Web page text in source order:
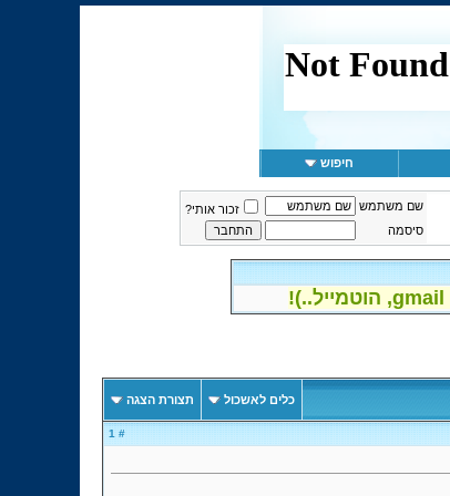
חיפוש
שם משתמש
זכור אותי?
סיסמה
כלים לאשכול תצורת הצגה
# 1